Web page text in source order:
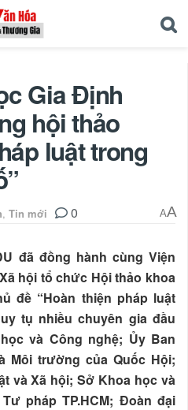
Gia Định
hội thảo
luật trong
, Tin mới 0 AA
đã đồng hành cùng Viện
hội tổ chức Hội thảo khoa
đề “Hoàn thiện pháp luật
tụ nhiều chuyên gia đầu
và Công nghệ; Ủy Ban
Môi trường của Quốc Hội;
và Xã hội; Sở Khoa học và
pháp TP.HCM; Đoàn đại